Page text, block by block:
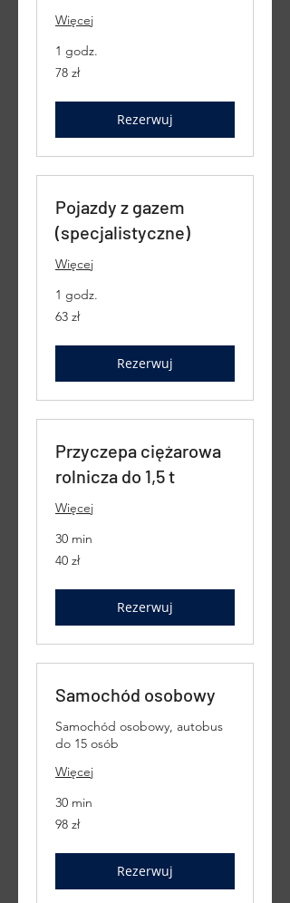
Więcej
1 godz.
78
złotych
78 zł
Rezerwuj
Pojazdy z gazem
(specjalistyczne)
Więcej
1 godz.
63
złote
63 zł
Rezerwuj
Przyczepa ciężarowa
rolnicza do 1,5 t
Więcej
30 min
40
złotych
40 zł
Rezerwuj
Samochód osobowy
Samochód osobowy, autobus
do 15 osób
Więcej
30 min
98
złotych
98 zł
Rezerwuj